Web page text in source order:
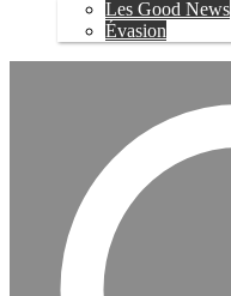
Les Good News
Évasion